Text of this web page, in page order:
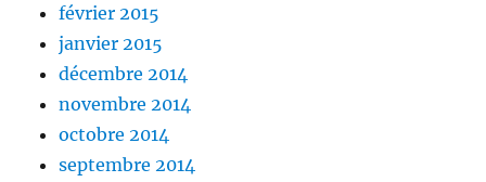
février 2015
janvier 2015
décembre 2014
novembre 2014
octobre 2014
septembre 2014